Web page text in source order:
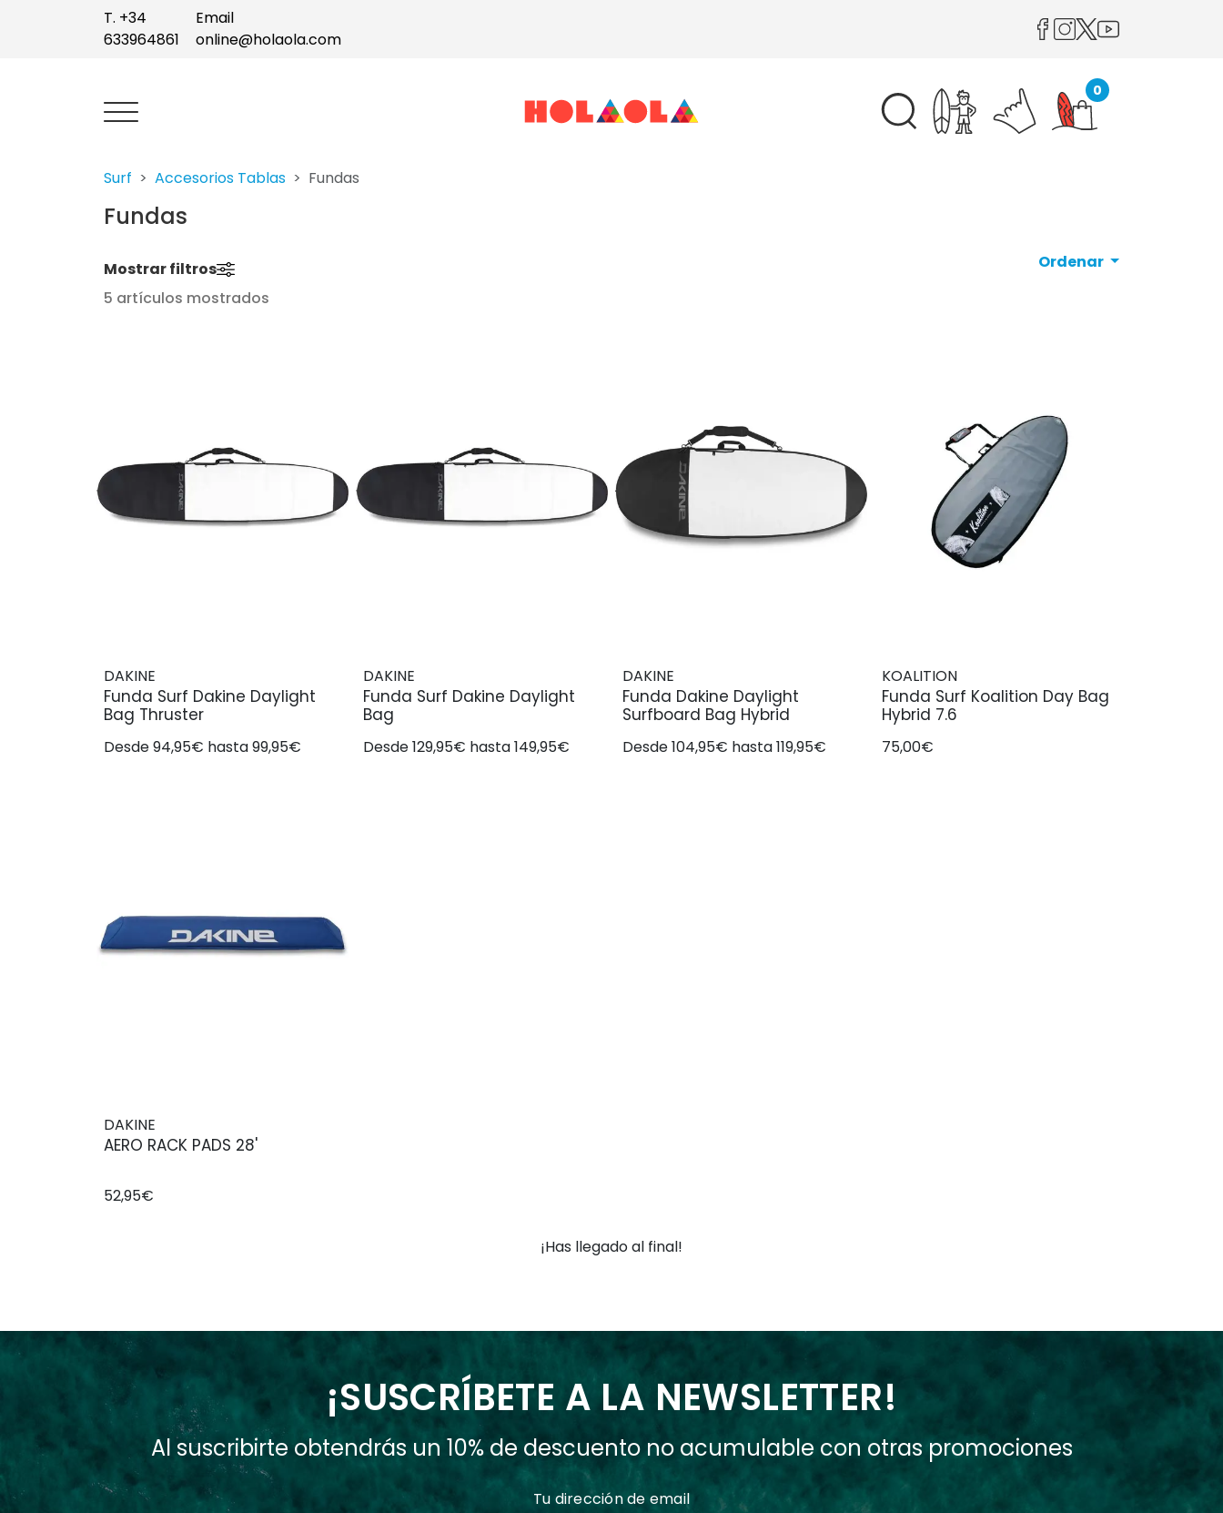
T. +34
633964861
Email
online@holaola.com
0
Surf Accesorios Tablas Fundas
Fundas
Mostrar filtros
Ordenar
5 artículos mostrados
DAKINE
Funda Surf Dakine Daylight
Bag Thruster
Desde 94,95€ hasta 99,95€
DAKINE
Funda Surf Dakine Daylight
Bag
Desde 129,95€ hasta 149,95€
DAKINE
Funda Dakine Daylight
Surfboard Bag Hybrid
Desde 104,95€ hasta 119,95€
KOALITION
Funda Surf Koalition Day Bag
Hybrid 7.6
75,00€
DAKINE
AERO RACK PADS 28'
52,95€
¡Has llegado al final!
¡SUSCRÍBETE A LA NEWSLETTER!
Al suscribirte obtendrás un 10% de descuento no acumulable con otras promociones